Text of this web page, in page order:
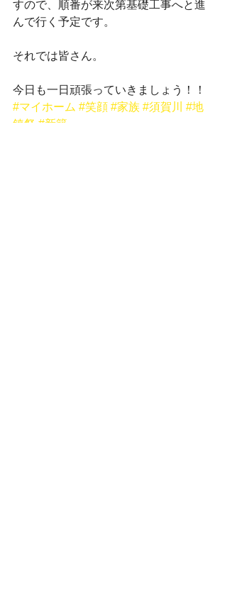
すので、順番が来次第基礎工事へと進
んで行く予定です。
それでは皆さん。
今日も一日頑張っていきましょう！！
#マイホーム #笑顔 #家族 #須賀川
#地
鎮祭 #新築